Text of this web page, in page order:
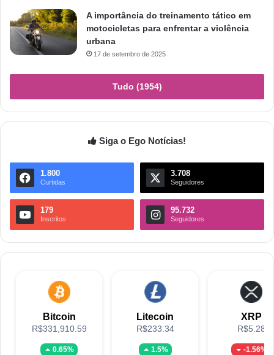
A importância do treinamento tático em
motocicletas para enfrentar a violência
urbana
17 de setembro de 2025
Tudo (1954)
Siga o Ego Notícias!
1.800
Curtidas
3.708
Seguidores
179
Inscritos
95.732
Seguidores
Bitcoin
R$331,910.59
0.65%
Litecoin
R$233.34
1.5%
XRP
R$5.28
-1.56%